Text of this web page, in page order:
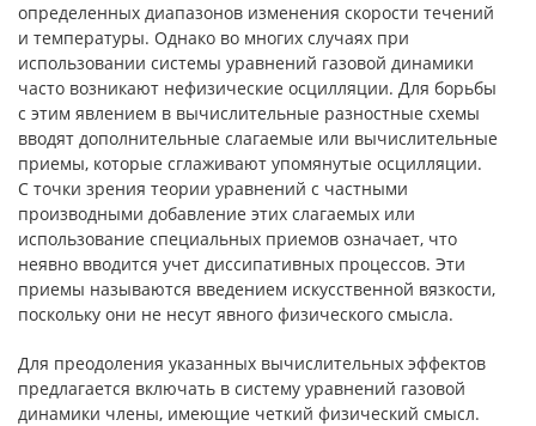
определенных диапазонов изменения скорости течений
и температуры. Однако во многих случаях при
использовании системы уравнений газовой динамики
часто возникают нефизические осцилляции. Для борьбы
с этим явлением в вычислительные разностные схемы
вводят дополнительные слагаемые или вычислительные
приемы, которые сглаживают упомянутые осцилляции.
С точки зрения теории уравнений с частными
производными добавление этих слагаемых или
использование специальных приемов означает, что
неявно вводится учет диссипативных процессов. Эти
приемы называются введением искусственной вязкости,
поскольку они не несут явного физического смысла.
Для преодоления указанных вычислительных эффектов
предлагается включать в систему уравнений газовой
динамики члены, имеющие четкий физический смысл.